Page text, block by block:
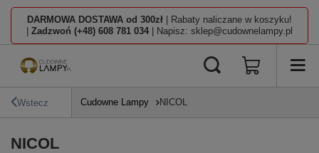
DARMOWA DOSTAWA od 300zł | Rabaty naliczane w koszyku!
Zadzwoń (+48) 608 781 034 | Napisz: sklep@cudownelampy.pl
Wstecz Cudowne Lampy NICOL
NICOL